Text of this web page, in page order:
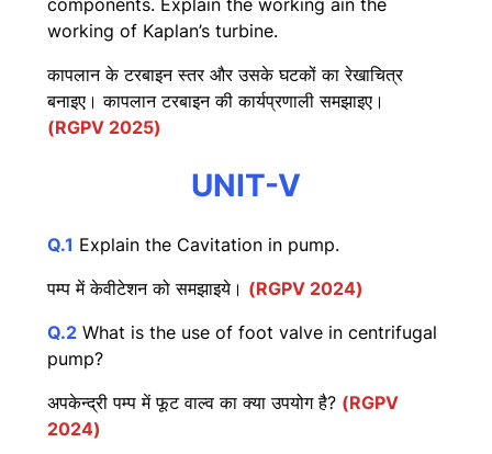
working of Kaplan’s turbine.
कापलान के टरबाइन स्तर और उसके घटकों का रेखाचित्र
बनाइए। कापलान टरबाइन की कार्यप्रणाली समझाइए।
(RGPV 2025)
UNIT-V
Q.1 Explain the Cavitation in pump.
पम्प में केवीटेशन को समझाइये। (RGPV 2024)
Q.2 What is the use of foot valve in centrifugal
pump?
अपकेन्द्री पम्प में फूट वाल्व का क्या उपयोग है? (RGPV
2024)